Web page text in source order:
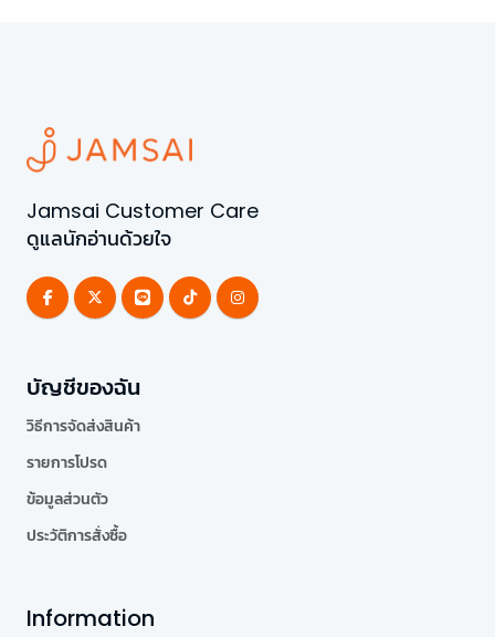
Jamsai Customer Care
ดูแลนักอ่านด้วยใจ
บัญชีของฉัน
วิธีการจัดส่งสินค้า
รายการโปรด
ข้อมูลส่วนตัว
ประวัติการสั่งซื้อ
Information